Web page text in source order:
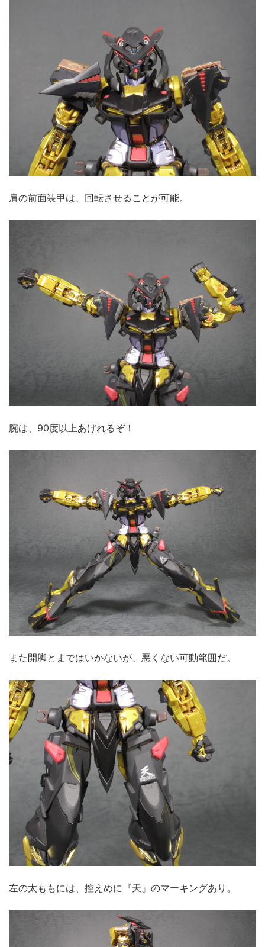
肩の前面装甲は、回転させることが可能。
腕は、90度以上あげれるぞ！
また開脚とまではいかないが、悪くない可動範囲だ。
左の太ももには、控えめに『天』のマーキングあり。